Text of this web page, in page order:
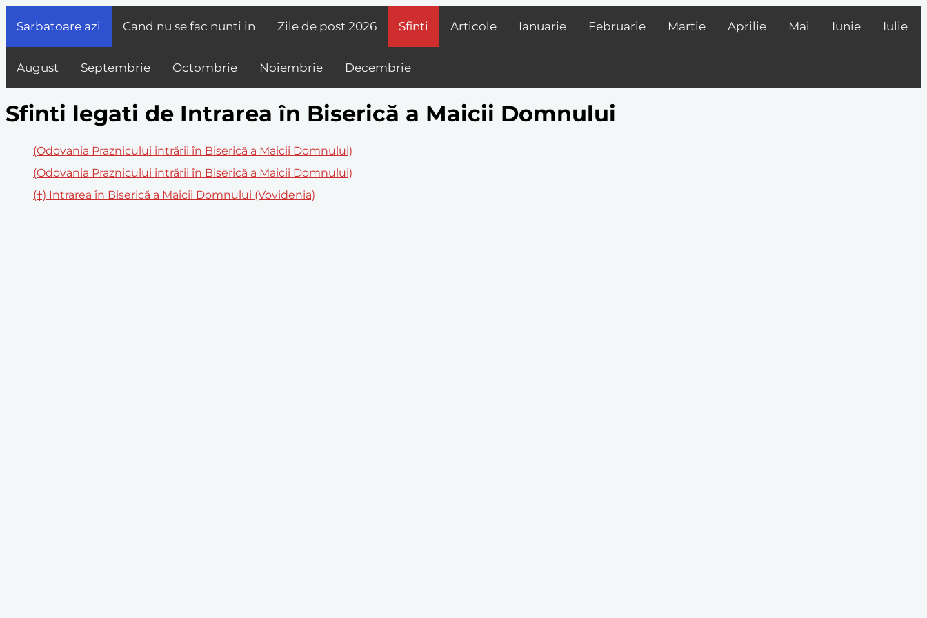
Sarbatoare azi Cand nu se fac nunti in Zile de post 2026 Sfinti Articole Ianuarie Februarie Martie Aprilie Mai Iunie Iulie
August Septembrie Octombrie Noiembrie Decembrie
Sfinti legati de Intrarea în Biserică a Maicii Domnului
(Odovania Praznicului intrării în Biserică a Maicii Domnului)
(Odovania Praznicului intrării în Biserică a Maicii Domnului)
(†) Intrarea în Biserică a Maicii Domnului (Vovidenia)